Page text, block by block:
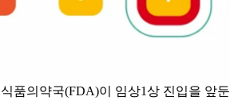
품의약국(FDA)이 임상1상 진입을